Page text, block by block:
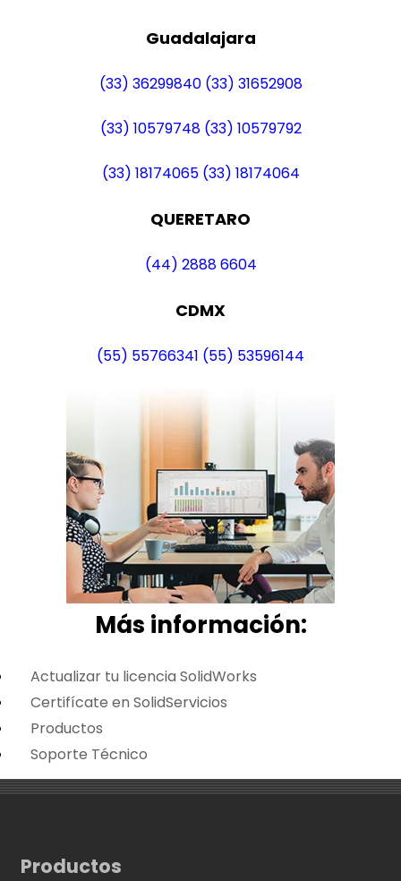
Guadalajara
(33) 36299840 (33) 31652908
(33) 10579748 (33) 10579792
(33) 18174065 (33) 18174064
QUERETARO
(44) 2888 6604
CDMX
(55) 55766341 (55) 53596144
Más información:
Actualizar tu licencia SolidWorks
Certifícate en SolidServicios
Productos
Soporte Técnico
Productos